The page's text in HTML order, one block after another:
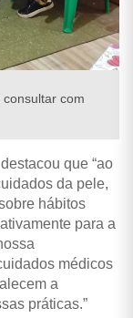
com
que “ao
da pele,
hábitos
para a
médicos
a
práticas.”